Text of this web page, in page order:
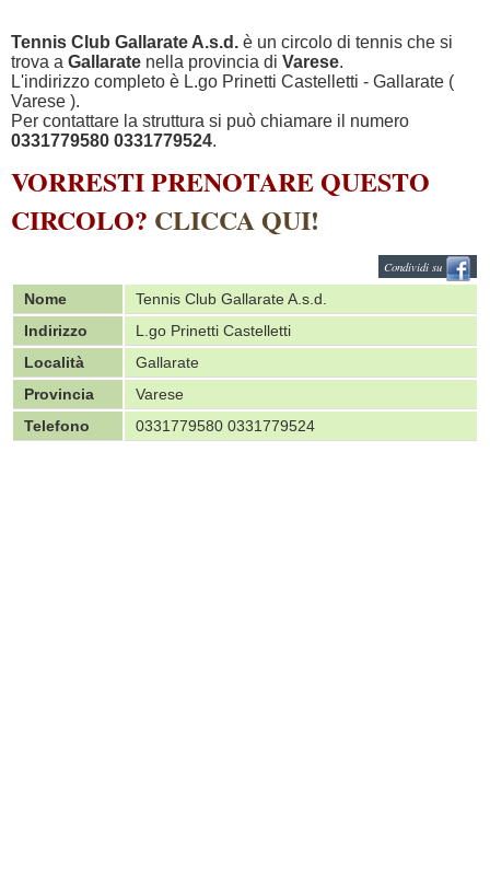
Tennis Club Gallarate A.s.d. è un circolo di tennis che si
trova a Gallarate nella provincia di Varese.
L'indirizzo completo è L.go Prinetti Castelletti - Gallarate (
Varese ).
Per contattare la struttura si può chiamare il numero
0331779580 0331779524.
VORRESTI PRENOTARE QUESTO
CIRCOLO? CLICCA QUI!
Condividi su
Nome
Tennis Club Gallarate A.s.d.
Indirizzo
L.go Prinetti Castelletti
Località
Gallarate
Provincia
Varese
Telefono
0331779580 0331779524